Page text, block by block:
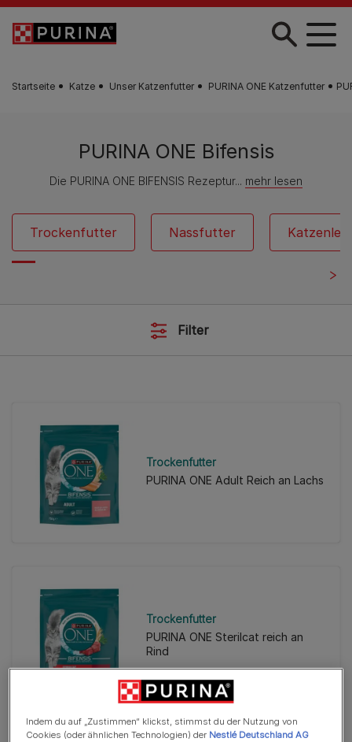
Zum Hauptinhalt springen
Startseite Katze Unser Katzenfutter PURINA ONE Katzenfutter
PURINA ONE Bifensis
Die PURINA ONE BIFENSIS Rezeptur... mehr lesen
Trockenfutter Nassfutter
Filter
Trockenfutter
PURINA ONE Adult Reich an Lachs
Trockenfutter
PURINA ONE Sterilcat reich an
Rind
Indem du auf „Zustimmen“ klickst, stimmst du der Nutzung von
Cookies (oder ähnlichen Technologien) der Nestlé Deutschland AG